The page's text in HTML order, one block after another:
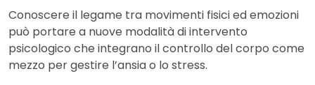
Conoscere il legame tra movimenti fisici ed emozioni
può portare a nuove modalità di intervento
psicologico che integrano il controllo del corpo come
mezzo per gestire l’ansia o lo stress.